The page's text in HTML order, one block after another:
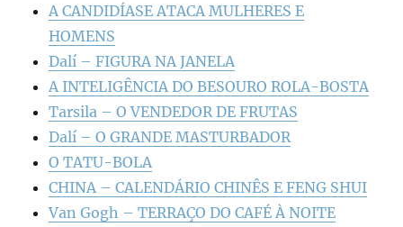
A CANDIDÍASE ATACA MULHERES E
HOMENS
Dalí – FIGURA NA JANELA
A INTELIGÊNCIA DO BESOURO ROLA-BOSTA
Tarsila – O VENDEDOR DE FRUTAS
Dalí – O GRANDE MASTURBADOR
O TATU-BOLA
CHINA – CALENDÁRIO CHINÊS E FENG SHUI
Van Gogh – TERRAÇO DO CAFÉ À NOITE